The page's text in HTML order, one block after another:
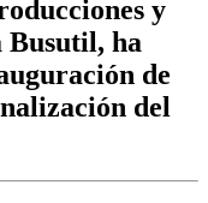
y
Busutil, ha
de
del